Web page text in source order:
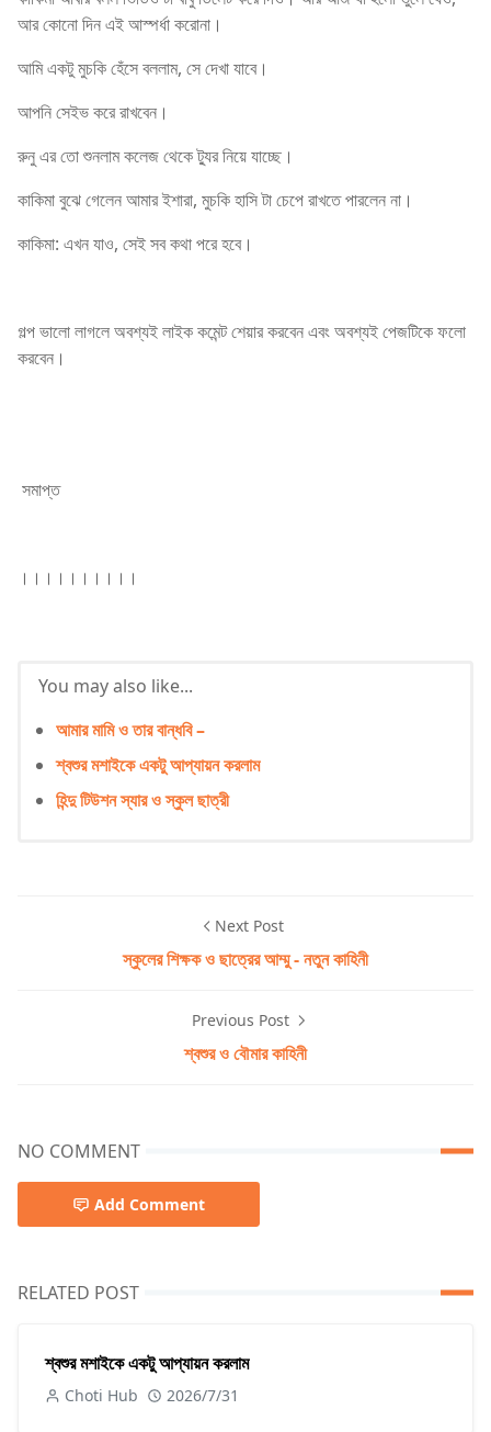
আর কোনো দিন এই আস্পর্ধা করোনা।
আমি একটু মুচকি হেঁসে বললাম, সে দেখা যাবে।
আপনি সেইভ করে রাখবেন।
রুনু এর তো শুনলাম কলেজ থেকে ট্যুর নিয়ে যাচ্ছে।
কাকিমা বুঝে গেলেন আমার ইশারা, মুচকি হাসি টা চেপে রাখতে পারলেন না।
কাকিমা: এখন যাও, সেই সব কথা পরে হবে।
গল্প ভালো লাগলে অবশ্যই লাইক কমেন্ট শেয়ার করবেন এবং অবশ্যই পেজটিকে ফলো
করবেন।
সমাপ্ত
।।।।।।।।।।
You may also like...
আমার মামি ও তার বান্ধবি –
শ্বশুর মশাইকে একটু আপ্যায়ন করলাম
হিন্দু টিউশন স্যার ও স্কুল ছাত্রী
Next Post
স্কুলের শিক্ষক ও ছাত্রের আম্মু - নতুন কাহিনী
Previous Post
শ্বশুর ও বৌমার কাহিনী
NO COMMENT
Add Comment
RELATED POST
শ্বশুর মশাইকে একটু আপ্যায়ন করলাম
Choti Hub 2026/7/31